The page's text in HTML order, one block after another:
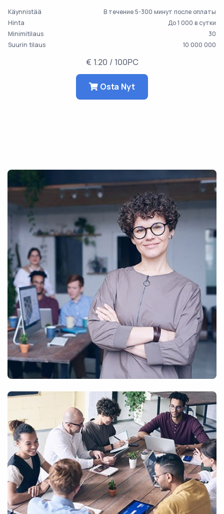
Käynnistää
В течение 5-300 минут после оплаты
Hinta
До 1 000 в сутки
Minimitilaus
30
Suurin tilaus
10 000 000
€ 1.20 / 100PC
Osta Nyt